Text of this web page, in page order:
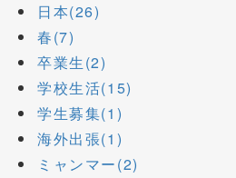
日本(26)
春(7)
卒業生(2)
学校生活(15)
学生募集(1)
海外出張(1)
ミャンマー(2)